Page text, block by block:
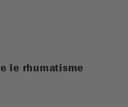
le rhumatisme